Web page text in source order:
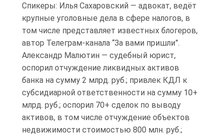
Спикеры: Илья Сахаровский — адвокат, ведёт
крупные уголовные дела в сфере налогов, в
том числе представляет известных блогеров,
автор Телеграм-канала “За вами пришли”.
Александр Малютин — судебный юрист,
оспорил отчуждение ликвидных активов
банка на сумму 2 млрд. руб.; привлек КДЛ к
субсидиарной ответственности на сумму 10+
млрд. руб.; оспорил 70+ сделок по выводу
активов, в том числе отчуждение объектов
недвижимости стоимостью 800 млн. руб.;